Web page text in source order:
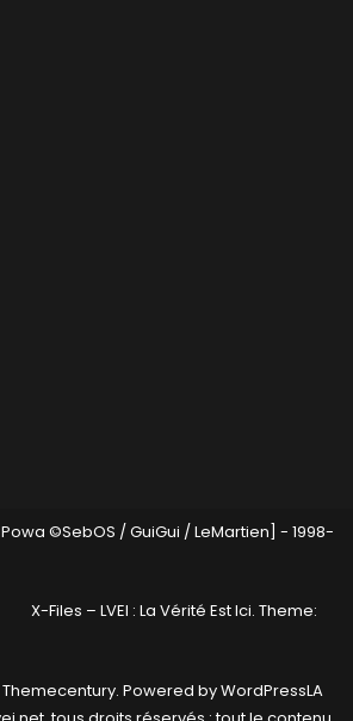
©SebOS / GuiGui / LeMartien] - 1998-
X-Files – LVEI : La Vérité Est Ici. Theme:
Themecentury. Powered byWordPressLA